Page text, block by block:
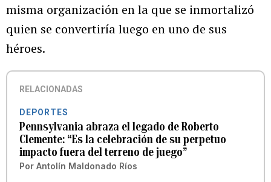
misma organización en la que se inmortalizó
quien se convertiría luego en uno de sus
héroes.
RELACIONADAS
DEPORTES
Pennsylvania abraza el legado de Roberto
Clemente: “Es la celebración de su perpetuo
impacto fuera del terreno de juego”
Por Antolín Maldonado Ríos